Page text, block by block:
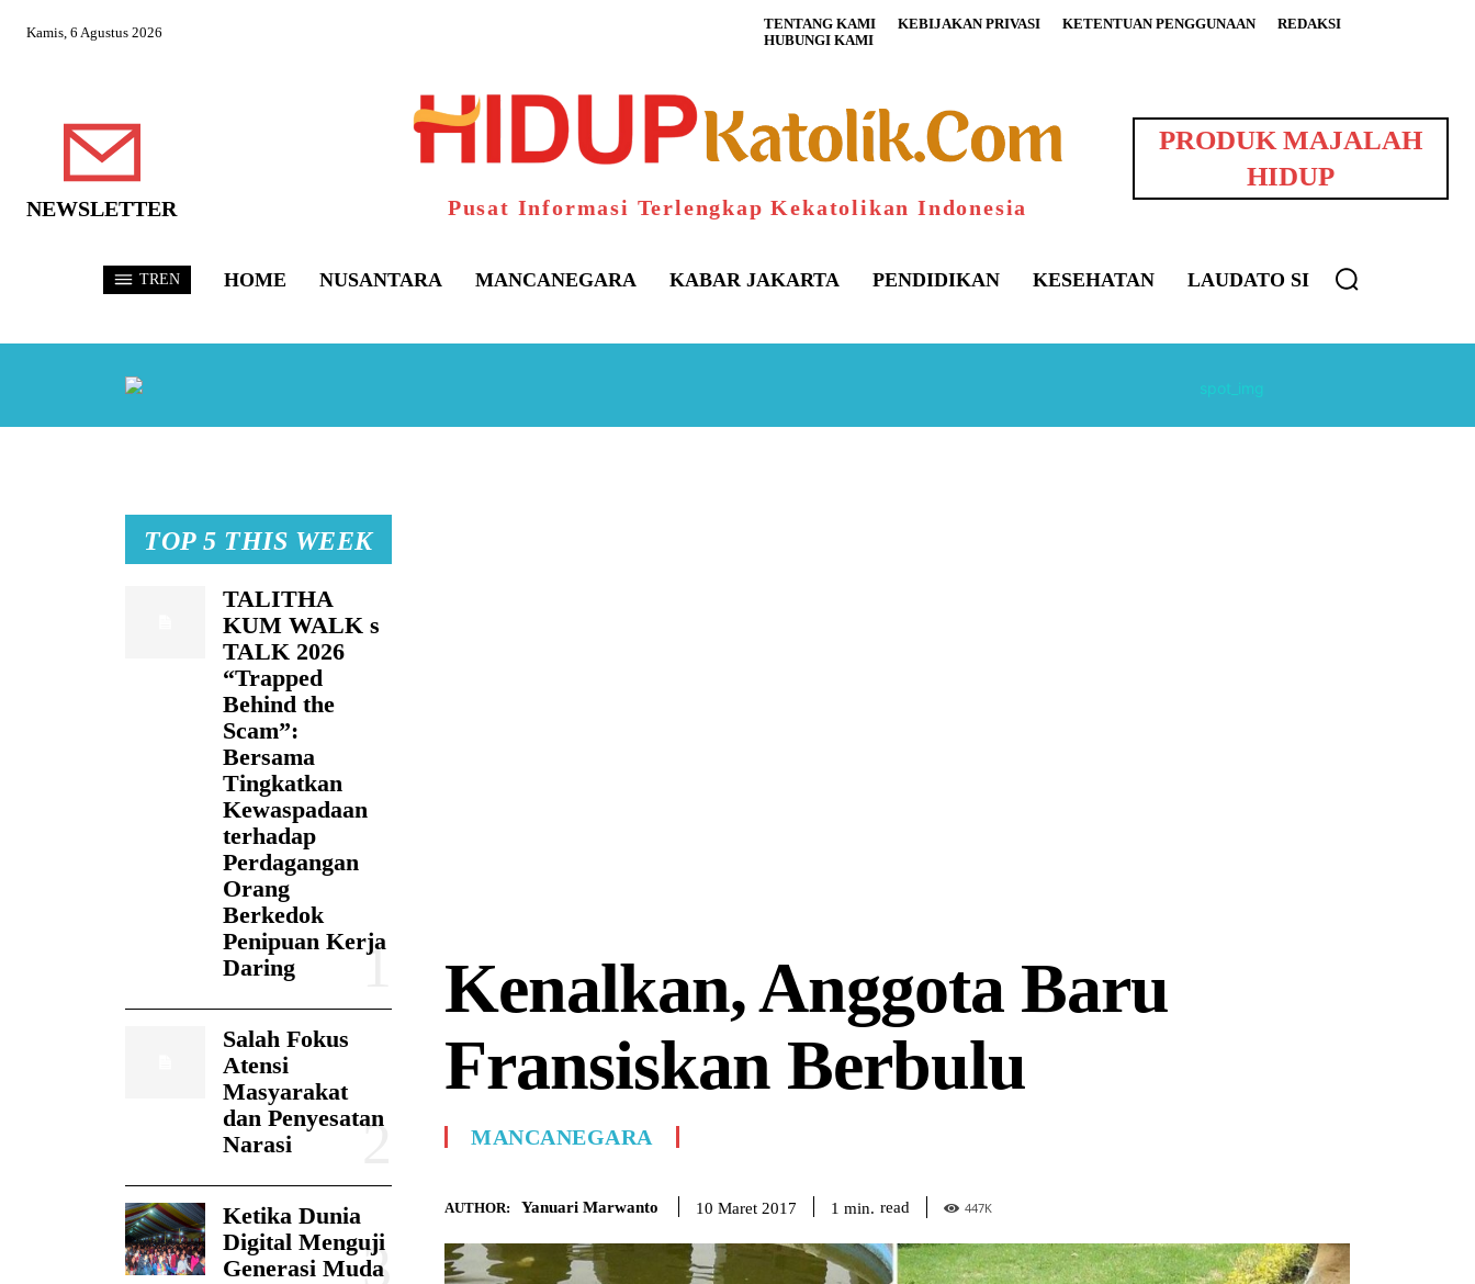
Kamis, 6 Agustus 2026 TENTANG KAMI KEBIJAKAN PRIVASI KETENTUAN PENGGUNAAN
REDAKSI
HUBUNGI KAMI
NEWSLETTER Pusat Informasi Terlengkap Kekatolikan Indonesia
PRODUK MAJALAH
HIDUP
TREN HOME NUSANTARA MANCANEGARA KABAR JAKARTA PENDIDIKAN KESEHATAN LAUDATO SI
TOP 5 THIS WEEK
TALITHA
KUM WALK s
TALK 2026
“Trapped
Behind the
Scam”:
Bersama
Tingkatkan
Kewaspadaan
terhadap
Perdagangan
Orang
Berkedok
Penipuan Kerja
Daring
Salah Fokus
Atensi
Masyarakat
dan Penyesatan
Narasi
Ketika Dunia
Digital Menguji
Generasi Muda
Kenalkan, Anggota Baru
Fransiskan Berbulu
MANCANEGARA
AUTHOR: Yanuari Marwanto 10 Maret 2017 1 min. read 447K